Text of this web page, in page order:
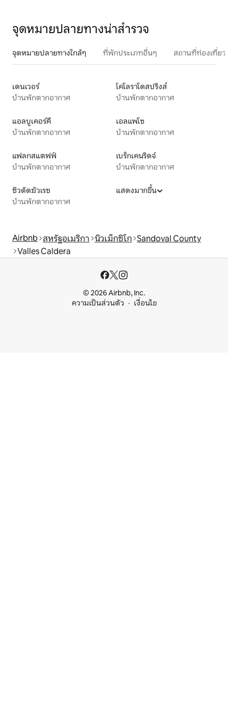
จุดหมายปลายทางน่าสำรวจ
จุดหมายปลายทางใกล้ๆ ที่พักประเภทอื่นๆ สถานที่ท่องเที่ย
เดนเวอร์
บ้านพักตากอากาศ
โคโลราโดสปริงส์
บ้านพักตากอากาศ
แอลบูเคอร์คี
บ้านพักตากอากาศ
เอลแพโซ
บ้านพักตากอากาศ
แฟลกสแตฟฟ์
บ้านพักตากอากาศ
เบร็กเคนริดจ์
บ้านพักตากอากาศ
ซิวดัดฆัวเรซ
บ้านพักตากอากาศ
แสดงมากขึ้น
Airbnb สหรัฐอเมริกา นิวเม็กซิโก Sandoval County
Valles Caldera
© 2026 Airbnb, Inc.
ความเป็นส่วนตัว
เงื่อนไข